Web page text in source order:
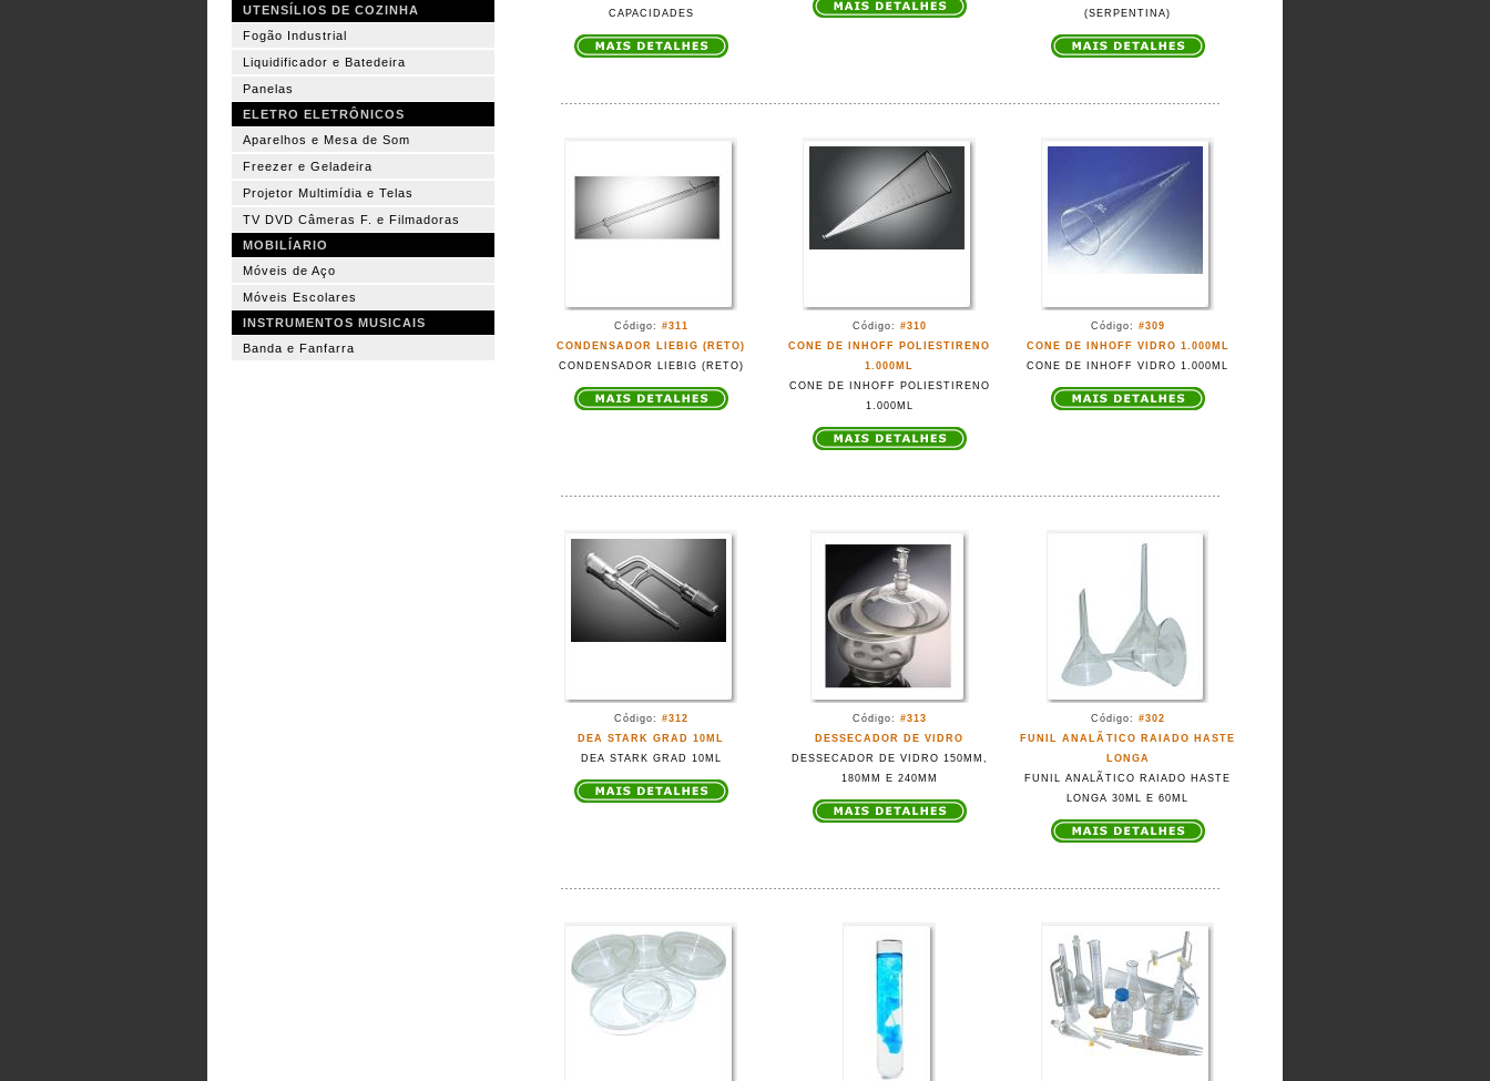
UTENSÍLIOS DE COZINHA
Fogão Industrial
Liquidificador e Batedeira
Panelas
ELETRO ELETRÔNICOS
Aparelhos e Mesa de Som
Freezer e Geladeira
Projetor Multimídia e Telas
TV DVD Câmeras F. e Filmadoras
MOBILÍARIO
Móveis de Aço
Móveis Escolares
INSTRUMENTOS MUSICAIS
Banda e Fanfarra
CAPACIDADES
(SERPENTINA)
Código: #311
CONDENSADOR LIEBIG (RETO)
CONDENSADOR LIEBIG (RETO)
Código: #310
CONE DE INHOFF POLIESTIRENO
1.000ML
CONE DE INHOFF POLIESTIRENO
1.000ML
Código: #309
CONE DE INHOFF VIDRO 1.000ML
CONE DE INHOFF VIDRO 1.000ML
Código: #312
DEA STARK GRAD 10ML
DEA STARK GRAD 10ML
Código: #313
DESSECADOR DE VIDRO
DESSECADOR DE VIDRO 150MM,
180MM E 240MM
Código: #302
FUNIL ANALÃTICO RAIADO HASTE
LONGA
FUNIL ANALÃTICO RAIADO HASTE
LONGA 30ML E 60ML